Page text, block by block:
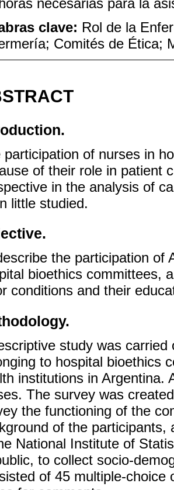
necesarias para la
clave: Rol de la
Comités de Ética;
participation of nurses in
of their role in patient
in the analysis of
little studied.
the participation of
bioethics committees,
conditions and their
study was
to hospital bioethics
institutions in Argentina.
The survey was
the functioning of the
of the participants,
National Institute of
to collect socio-
of 45 multiple-choice